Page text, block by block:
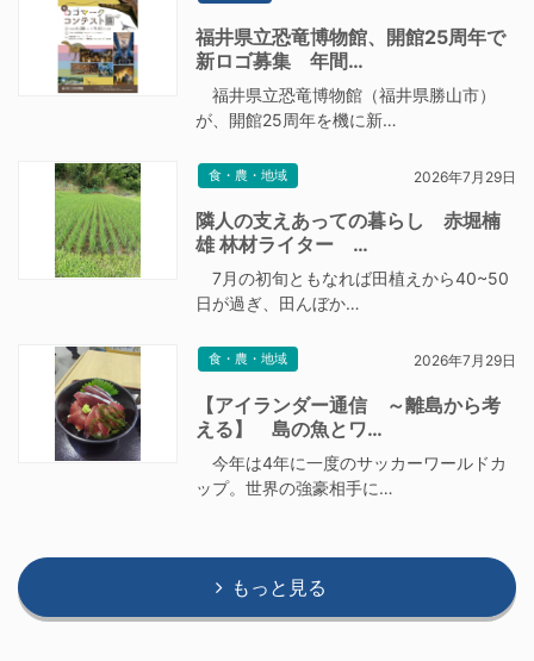
福井県立恐竜博物館、開館25周年で
新ロゴ募集 年間…
福井県立恐竜博物館（福井県勝山市）
が、開館25周年を機に新…
食・農・地域 2026年7月29日
隣人の支えあっての暮らし 赤堀楠
雄 林材ライター …
7月の初旬ともなれば田植えから40~50
日が過ぎ、田んぼか…
食・農・地域 2026年7月29日
【アイランダー通信 ～離島から考
える】 島の魚とワ…
今年は4年に一度のサッカーワールドカ
ップ。世界の強豪相手に…
もっと見る